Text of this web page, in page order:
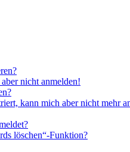
nicht anmelden!
kann mich aber nicht mehr
löschen“-Funktion?